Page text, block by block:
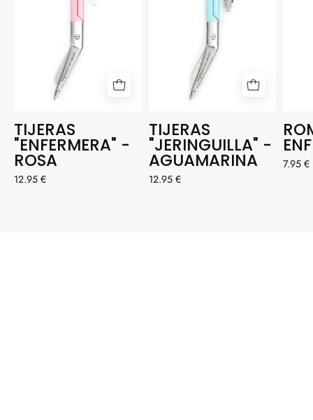
TIJERAS
"ENFERMERA" -
ROSA
12.95 €
TIJERAS
"JERINGUILLA" -
AGUAMARINA
12.95 €
7.95 €